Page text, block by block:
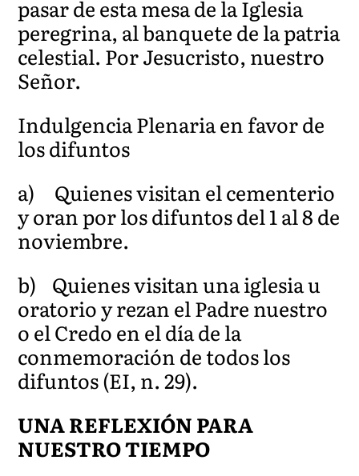
pasar de esta mesa de la Iglesia
peregrina, al banquete de la patria
celestial. Por Jesucristo, nuestro
Señor.
Indulgencia Plenaria en favor de
los difuntos
a) Quienes visitan el cementerio
y oran por los difuntos del 1 al 8 de
noviembre.
b) Quienes visitan una iglesia u
oratorio y rezan el Padre nuestro
o el Credo en el día de la
conmemoración de todos los
difuntos (EI, n. 29).
UNA REFLEXIÓN PARA
NUESTRO TIEMPO